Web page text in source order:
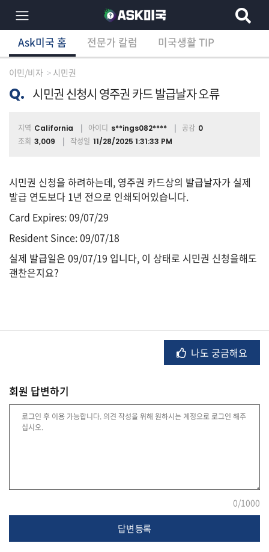
×
분
별
상
담
체
민/
비
자
택/
부
동
재
크
Ask미국 홈 전문가 칼럼 미국생활 TIP
Ask미국 홈 전문가 칼럼 미국생활 TIP
이민/비자 시민권
Q. 시민권 신청시 영주권 카드 발급날자 오류
지역 California 아이디 s**ings082**** 공감 0
조회 3,009 작성일 11/28/2025 1:31:33 PM
시민권 신청을 하려하는데, 영주권 카드상의 발급날자가 실제
발급 연도보다 1년 전으로 인쇄되어있습니다.
Card Expires: 09/07/29
Resident Since: 09/07/18
실제 발급일은 09/07/19 입니다, 이 상태로 시민권 신청을해도
괜찬은지요?
나도 궁금해요
회원 답변하기
0/1000
답변 등록